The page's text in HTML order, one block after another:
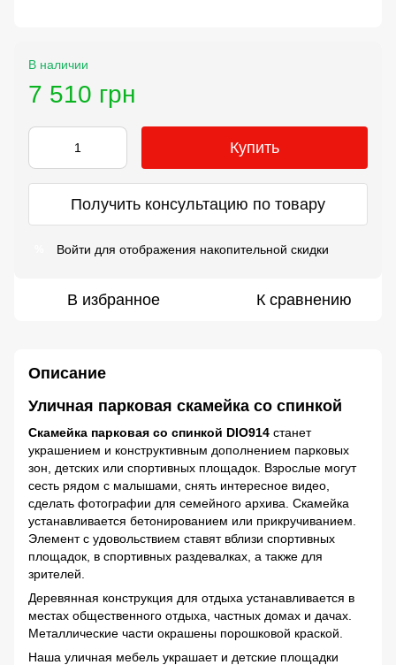
В наличии
7 510 грн
Купить
Получить консультацию по товару
Войти для отображения накопительной скидки
В избранное К сравнению
Описание
Уличная парковая скамейка со спинкой
Скамейка парковая со спинкой DIO914 станет
украшением и конструктивным дополнением парковых
зон, детских или спортивных площадок. Взрослые могут
сесть рядом с малышами, снять интересное видео,
сделать фотографии для семейного архива. Скамейка
устанавливается бетонированием или прикручиванием.
Элемент с удовольствием ставят вблизи спортивных
площадок, в спортивных раздевалках, а также для
зрителей.
Деревянная конструкция для отдыха устанавливается в
местах общественного отдыха, частных домах и дачах.
Металлические части окрашены порошковой краской.
Наша уличная мебель украшает и детские площадки